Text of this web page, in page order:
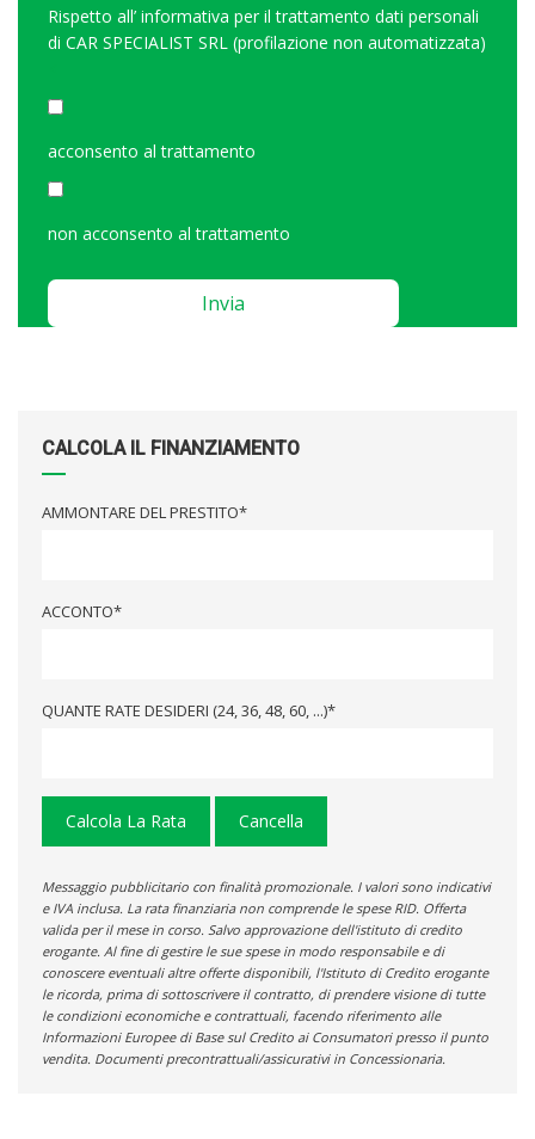
Rispetto all’ informativa per il trattamento dati personali
di CAR SPECIALIST SRL (profilazione non automatizzata)
acconsento al trattamento
non acconsento al trattamento
this
CALCOLA IL FINANZIAMENTO
AMMONTARE DEL PRESTITO*
ACCONTO*
QUANTE RATE DESIDERI (24, 36, 48, 60, ...)*
Calcola La Rata Cancella
Messaggio pubblicitario con finalità promozionale. I valori sono indicativi
e IVA inclusa. La rata finanziaria non comprende le spese RID. Offerta
valida per il mese in corso. Salvo approvazione dell'istituto di credito
erogante. Al fine di gestire le sue spese in modo responsabile e di
conoscere eventuali altre offerte disponibili, l'Istituto di Credito erogante
le ricorda, prima di sottoscrivere il contratto, di prendere visione di tutte
le condizioni economiche e contrattuali, facendo riferimento alle
Informazioni Europee di Base sul Credito ai Consumatori presso il punto
vendita. Documenti precontrattuali/assicurativi in Concessionaria.